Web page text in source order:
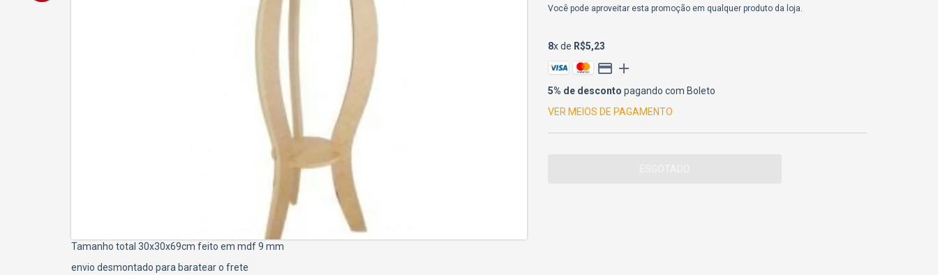
Você pode aproveitar esta promoção em qualquer produto da loja.
8x de R$5,23
5% de desconto pagando com Boleto
VER MEIOS DE PAGAMENTO
Tamanho total 30x30x69cm feito em mdf 9 mm
envio desmontado para baratear o frete